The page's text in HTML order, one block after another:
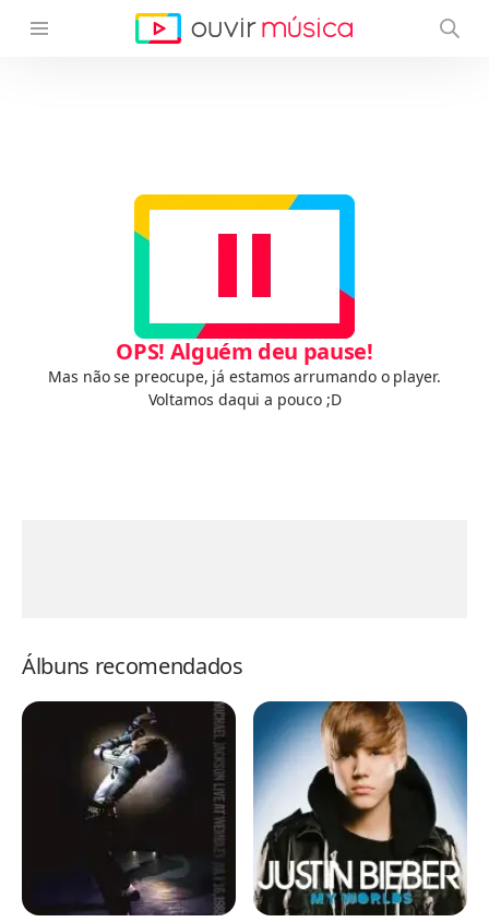
OPS! Alguém deu pause!
Mas não se preocupe, já estamos arrumando o player.
Voltamos daqui a pouco ;D
Álbuns recomendados